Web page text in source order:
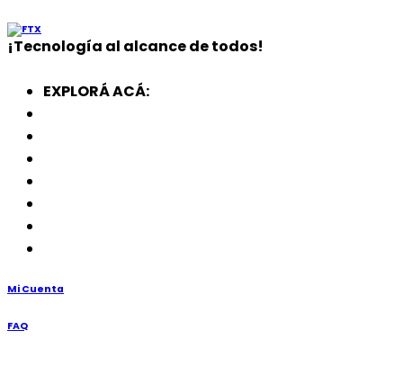
¡Tecnología al alcance de todos!
EXPLORÁ ACÁ:
Mi Cuenta
FAQ